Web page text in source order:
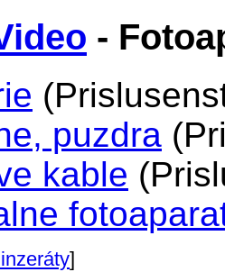
-
puzdra
kable
]